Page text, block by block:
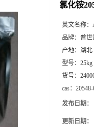
氯化铵
英文名称：
品牌： 普世
产地： 湖北
型号： 25kg
货号：
cas：
发布日期：
更新日期：